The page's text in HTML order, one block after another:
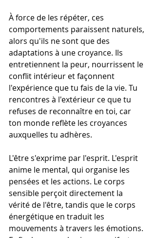
À force de les répéter, ces
comportements paraissent naturels,
alors qu'ils ne sont que des
adaptations à une croyance. Ils
entretiennent la peur, nourrissent le
conflit intérieur et façonnent
l'expérience que tu fais de la vie. Tu
rencontres à l'extérieur ce que tu
refuses de reconnaître en toi, car
ton monde reflète les croyances
auxquelles tu adhères.
L'être s'exprime par l'esprit. L'esprit
anime le mental, qui organise les
pensées et les actions. Le corps
sensible perçoit directement la
vérité de l'être, tandis que le corps
énergétique en traduit les
mouvements à travers les émotions.